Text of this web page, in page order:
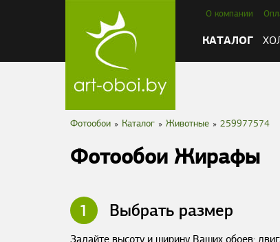
О компании
КАТАЛОГ
Фотообои » Каталог » Животные » 259977574
Фотообои Жирафы
1 Выбрать размер
Задайте высоту и ширину Ваших обоев: